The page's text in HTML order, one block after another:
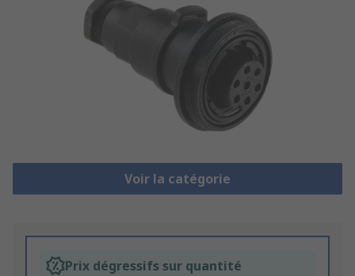
Voir la catégorie
Prix dégressifs sur quantité